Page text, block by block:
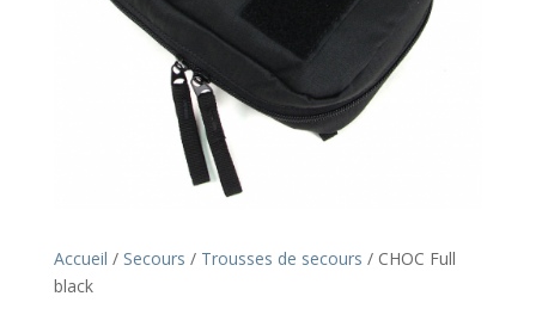
Accueil / Secours / Trousses de secours / CHOC Full
black